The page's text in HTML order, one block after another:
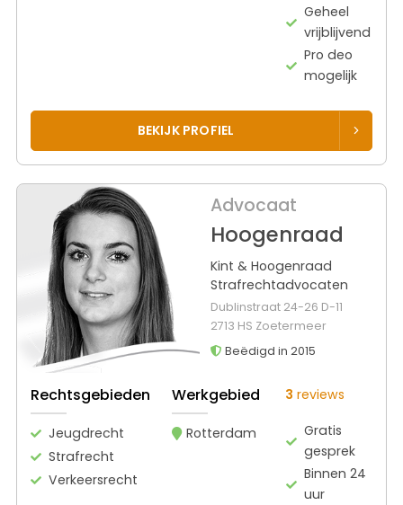
Geheel
vrijblijvend
Pro deo
mogelijk
BEKIJK PROFIEL
Advocaat
Hoogenraad
Kint & Hoogenraad
Strafrechtadvocaten
Dublinstraat 24-26 D-11
2713 HS Zoetermeer
Beëdigd in 2015
Rechtsgebieden
Jeugdrecht
Strafrecht
Verkeersrecht
Werkgebied
Rotterdam
3 reviews
Gratis
gesprek
Binnen 24
uur